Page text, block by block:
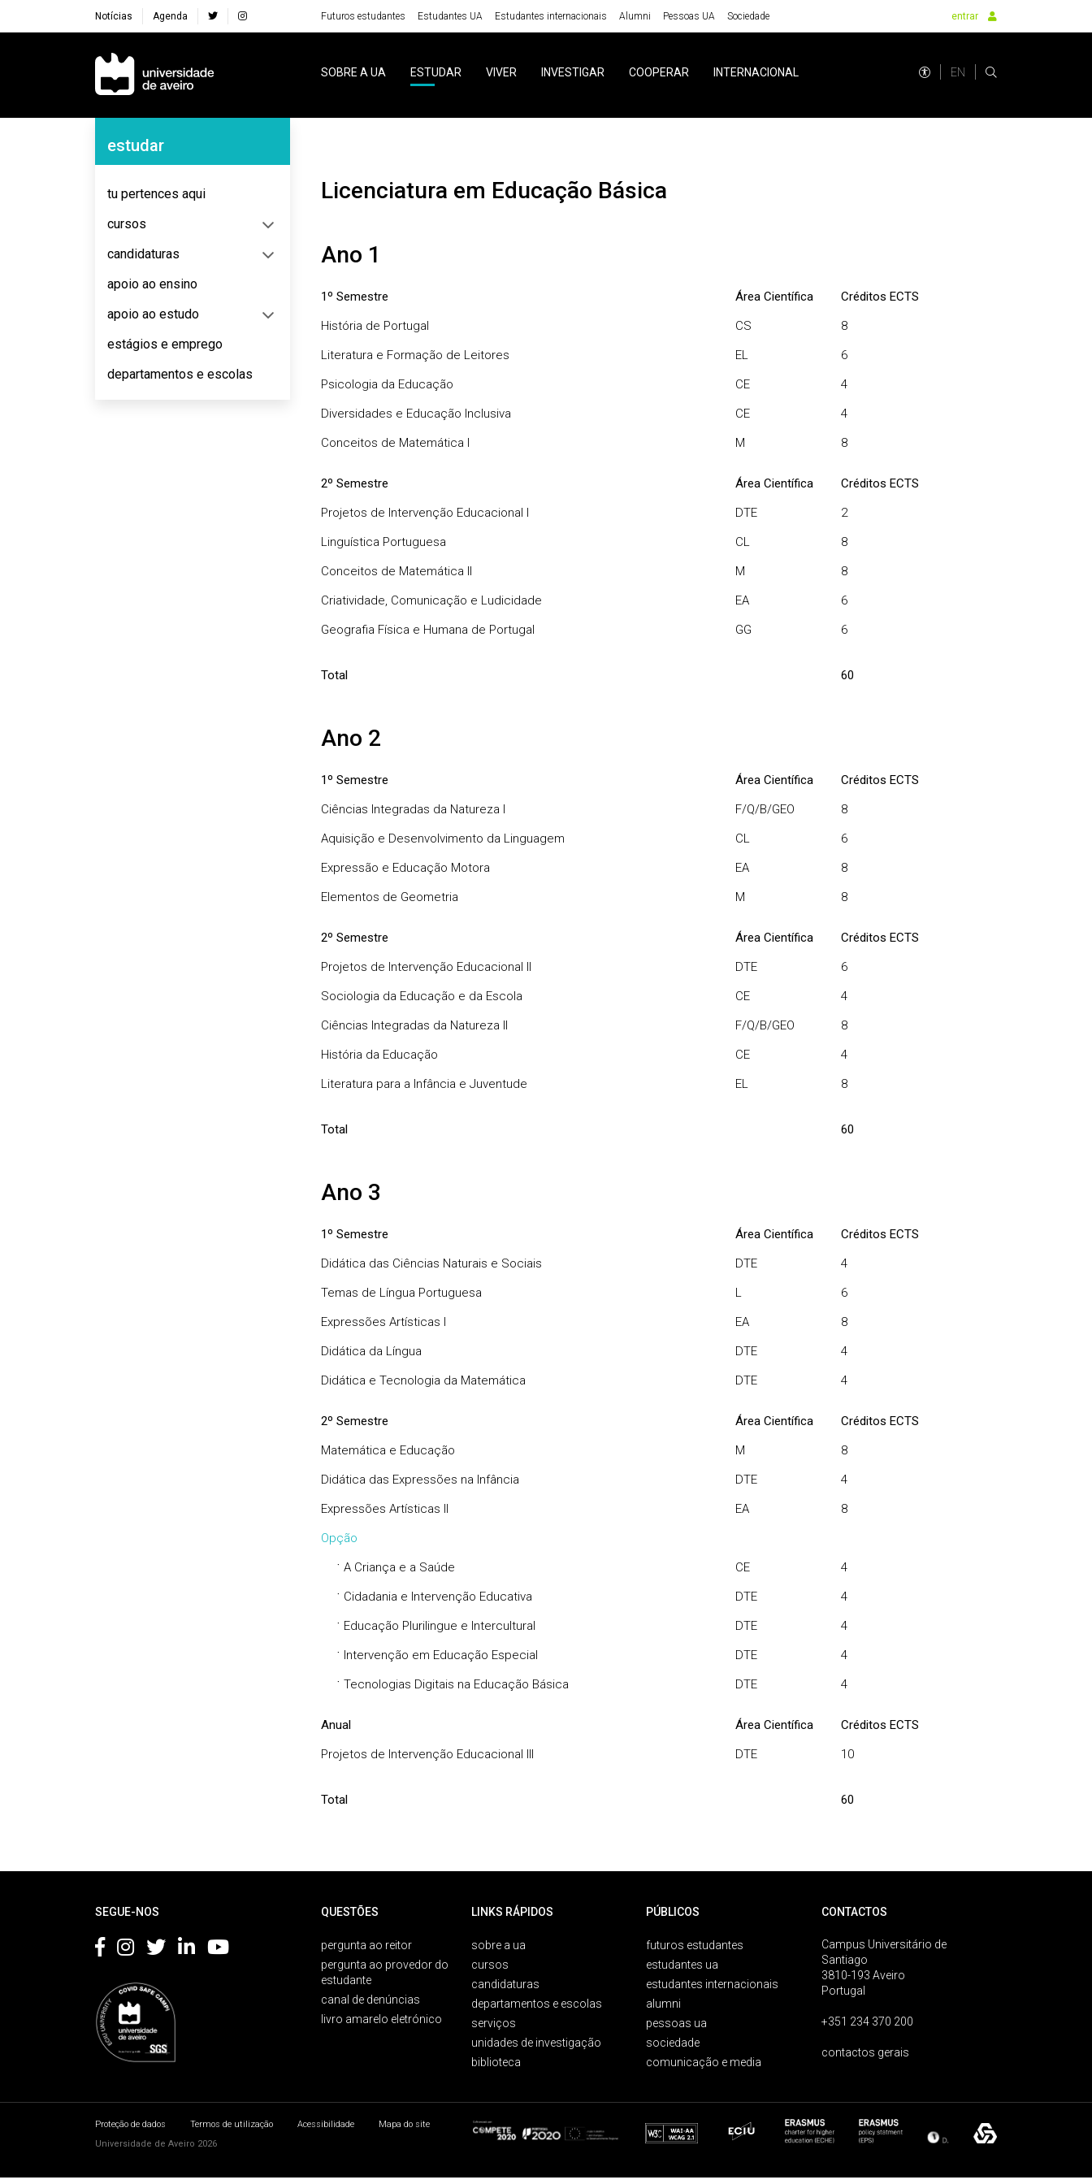
Notícias Agenda Futuros estudantes Estudantes UA Estudantes internacionais Alumni Pessoas UA Sociedade entrar
Navegação Principal
SOBRE A UA ESTUDAR VIVER INVESTIGAR COOPERAR INTERNACIONAL EN
Navegação Lateral
estudar
tu pertences aqui
cursos
candidaturas
apoio ao ensino
apoio ao estudo
estágios e emprego
departamentos e escolas
Licenciatura em Educação Básica
Ano 1
1º Semestre Área Científica
Créditos ECTS
História de Portugal
CS
8
Literatura e Formação de Leitores
EL
6
Psicologia da Educação
CE
4
Diversidades e Educação Inclusiva
CE
4
Conceitos de Matemática I
M 8
2º Semestre Área Científica
Créditos ECTS
Projetos de Intervenção Educacional I
DTE
2
Linguística Portuguesa
CL
8
Conceitos de Matemática II
M
8
Criatividade, Comunicação e Ludicidade
EA
6
Geografia Física e Humana de Portugal
GG 6
Total 60
Ano 2
1º Semestre Área Científica
Créditos ECTS
Ciências Integradas da Natureza I
F/Q/B/GEO
8
Aquisição e Desenvolvimento da Linguagem
CL
6
Expressão e Educação Motora
EA
8
Elementos de Geometria
M 8
2º Semestre Área Científica
Créditos ECTS
Projetos de Intervenção Educacional II
DTE
6
Sociologia da Educação e da Escola
CE
4
Ciências Integradas da Natureza II
F/Q/B/GEO
8
História da Educação
CE
4
Literatura para a Infância e Juventude
EL 8
Total 60
Ano 3
1º Semestre Área Científica
Créditos ECTS
Didática das Ciências Naturais e Sociais
DTE
4
Temas de Língua Portuguesa
L
6
Expressões Artísticas I
EA
8
Didática da Língua
DTE
4
Didática e Tecnologia da Matemática
DTE 4
2º Semestre Área Científica
Créditos ECTS
Matemática e Educação
M
8
Didática das Expressões na Infância
DTE
4
Expressões Artísticas II
EA
8
Opção
· A Criança e a Saúde CE 4
· Cidadania e Intervenção Educativa DTE 4
· Educação Plurilingue e Intercultural DTE 4
· Intervenção em Educação Especial DTE 4
· Tecnologias Digitais na Educação Básica DTE 4
Anual Área Científica
Créditos ECTS
Projetos de Intervenção Educacional III
DTE 10
Total 60
SEGUE-NOS QUESTÕES
pergunta ao reitor
pergunta ao provedor do
estudante
canal de denúncias
livro amarelo eletrónico
LINKS RÁPIDOS
sobre a ua
cursos
candidaturas
departamentos e escolas
serviços
unidades de investigação
biblioteca
PÚBLICOS
futuros estudantes
estudantes ua
estudantes internacionais
alumni
pessoas ua
sociedade
comunicação e media
CONTACTOS
Campus Universitário de
Santiago
3810-193 Aveiro
Portugal
+351 234 370 200
contactos gerais
Proteção de dados Termos de utilização Acessibilidade
Mapa do site
Universidade de Aveiro 2026